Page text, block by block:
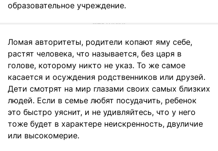
образовательное учреждение.
Ломая авторитеты, родители копают яму себе,
растят человека, что называется, без царя в
голове, которому никто не указ. То же самое
касается и осуждения родственников или друзей.
Дети смотрят на мир глазами своих самых близких
людей. Если в семье любят посудачить, ребенок
это быстро уяснит, и не удивляйтесь, что у него
тоже будет в характере неискренность, двуличие
или высокомерие.